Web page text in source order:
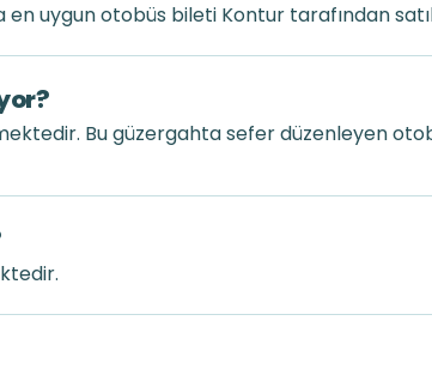
uygun otobüs bileti Kontur tarafından
Bu güzergahta sefer düzenleyen